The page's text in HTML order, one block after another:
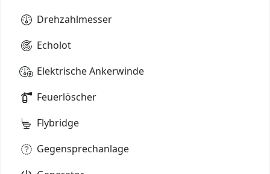
Drehzahlmesser
Echolot
Elektrische Ankerwinde
Feuerlöscher
Flybridge
Gegensprechanlage